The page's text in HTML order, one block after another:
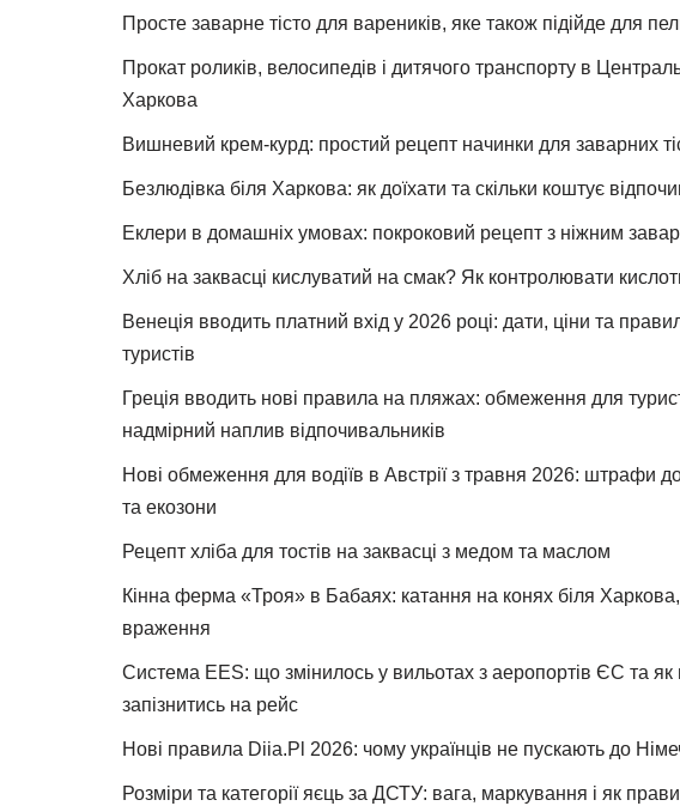
Просте заварне тісто для вареників, яке також підійде для
Прокат роликів, велосипедів і дитячого транспорту в
Харкова
Вишневий крем-курд: простий рецепт начинки для заварних
Безлюдівка біля Харкова: як доїхати та скільки коштує
Еклери в домашніх умовах: покроковий рецепт з ніжним
Хліб на заквасці кислуватий на смак? Як контролювати
Венеція вводить платний вхід у 2026 році: дати, ціни та
туристів
Греція вводить нові правила на пляжах: обмеження для
надмірний наплив відпочивальників
Нові обмеження для водіїв в Австрії з травня 2026: штрафи
та екозони
Рецепт хліба для тостів на заквасці з медом та маслом
Кінна ферма «Троя» в Бабаях: катання на конях біля Харкова,
враження
Система EES: що змінилось у вильотах з аеропортів ЄС та як
запізнитись на рейс
Нові правила Diia.Pl 2026: чому українців не пускають до
Розміри та категорії яєць за ДСТУ: вага, маркування і як